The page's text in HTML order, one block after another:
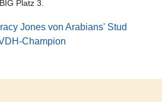
Platz 3.
Jones von Arabians' Stud
Champion